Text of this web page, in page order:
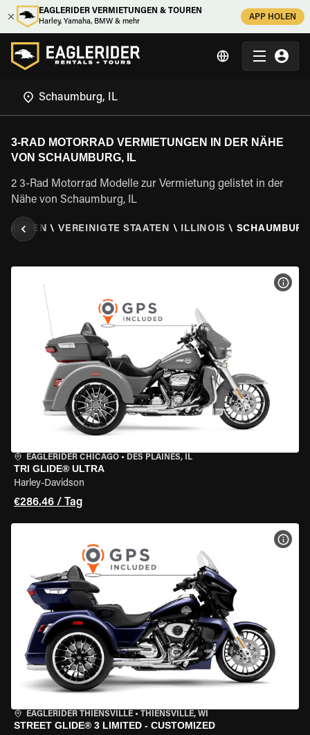
EAGLERIDER VERMIETUNGEN & TOUREN
Harley, Yamaha, BMW & mehr
APP HOLEN
3-RAD MOTORRAD VERMIETUNGEN IN DER NÄHE
VON SCHAUMBURG, IL
2 3-Rad Motorrad Modelle zur Vermietung gelistet in der
Nähe von Schaumburg, IL
MIETEN \ VEREINIGTE STAATEN \ ILLINOIS \
EAGLERIDER CHICAGO • DES PLAINES, IL
TRI GLIDE® ULTRA
Harley-Davidson
€286.46 / Tag
EAGLERIDER THIENSVILLE • THIENSVILLE, WI
STREET GLIDE® 3 LIMITED - CUSTOMIZED